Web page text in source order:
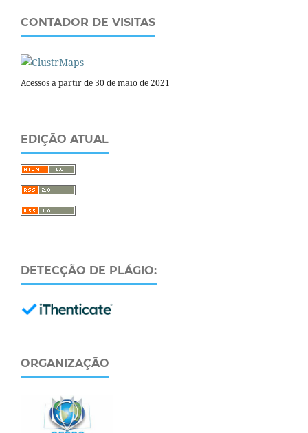
CONTADOR DE VISITAS
Acessos a partir de 30 de maio de 2021
EDIÇÃO ATUAL
DETECÇÃO DE PLÁGIO:
ORGANIZAÇÃO